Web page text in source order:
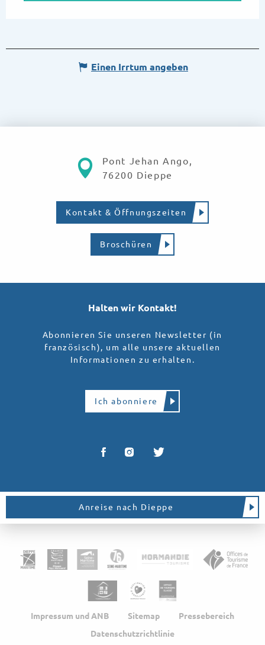
Einen Irrtum angeben
Pont Jehan Ango,
76200 Dieppe
Kontakt & Öffnungszeiten
Broschüren
Halten wir Kontakt!
Abonnieren Sie unseren Newsletter (in
französisch), um alle unsere aktuellen
Informationen zu erhalten.
Ich abonniere
Anreise nach Dieppe
Impressum und ANB Sitemap
Pressebereich
Datenschutzrichtlinie